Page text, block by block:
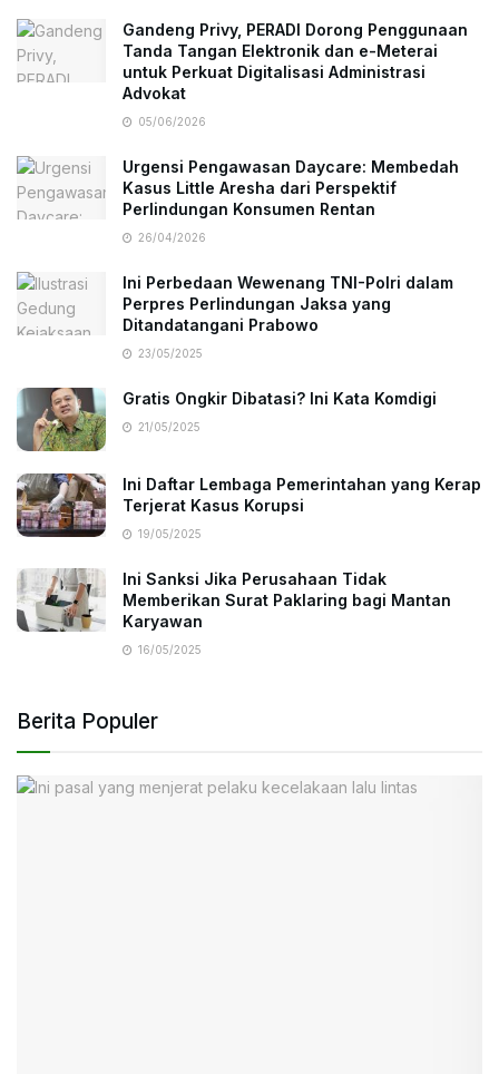
Gandeng Privy, PERADI Dorong Penggunaan
Tanda Tangan Elektronik dan e-Meterai
untuk Perkuat Digitalisasi Administrasi
Advokat
05/06/2026
Urgensi Pengawasan Daycare: Membedah
Kasus Little Aresha dari Perspektif
Perlindungan Konsumen Rentan
26/04/2026
Ini Perbedaan Wewenang TNI-Polri dalam
Perpres Perlindungan Jaksa yang
Ditandatangani Prabowo
23/05/2025
Gratis Ongkir Dibatasi? Ini Kata Komdigi
21/05/2025
Ini Daftar Lembaga Pemerintahan yang Kerap
Terjerat Kasus Korupsi
19/05/2025
Ini Sanksi Jika Perusahaan Tidak
Memberikan Surat Paklaring bagi Mantan
Karyawan
16/05/2025
Berita Populer